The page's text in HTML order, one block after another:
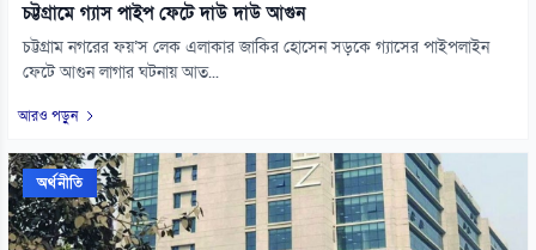
চট্টগ্রামে গ্যাস পাইপ ফেটে দাউ দাউ আগুন
চট্টগ্রাম নগরের ফয়’স লেক এলাকার জাকির হোসেন সড়কে গ্যাসের পাইপলাইন
ফেটে আগুন লাগার ঘটনায় আত...
আরও পড়ুন
অর্থনীতি